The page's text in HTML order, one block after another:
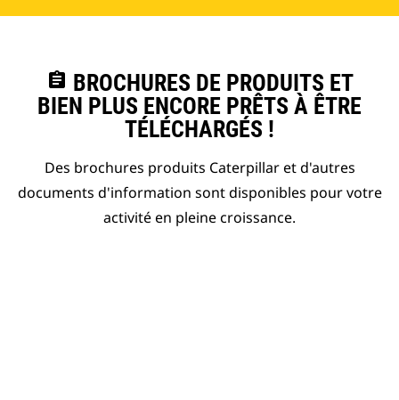
assignment BROCHURES DE PRODUITS ET
BIEN PLUS ENCORE PRÊTS À ÊTRE
TÉLÉCHARGÉS !
Des brochures produits Caterpillar et d'autres
documents d'information sont disponibles pour votre
activité en pleine croissance.